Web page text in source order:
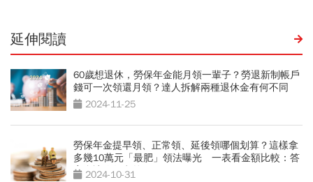
延伸閱讀
60歲想退休，勞保年金能月領一輩子？勞退新制帳戶
錢可一次領還月領？達人拆解兩種退休金有何不同
2024-11-25
勞保年金提早領、正常領、延後領哪個划算？這樣拿
多幾10萬元「最肥」領法曝光 一表看金額比較：答
案會讓你很意外
2024-10-31